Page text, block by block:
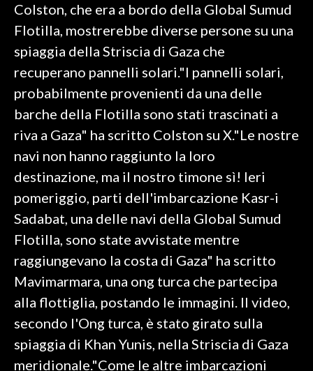
VOLLEY
MOTORI
TENNIS
ALTRI SPORT
SPETTACOLI
GOSSIP
SALUTE
SARDEGNA TURISMO
#CARAUNIONE
Colston, che era a bordo della Global Sumud
Flotilla, mostrerebbe diverse persone su una
spiaggia della Striscia di Gaza che
recuperano pannelli solari."I pannelli solari,
probabilmente provenienti da una delle
barche della Flotilla sono stati trascinati a
riva a Gaza" ha scritto Colston su X."Le nostre
navi non hanno raggiunto la loro
destinazione, ma il nostro timone sì! Ieri
pomeriggio, parti dell'imbarcazione Kasr-i
Sadabat, una delle navi della Global Sumud
Flotilla, sono state avvistate mentre
raggiungevano la costa di Gaza" ha scritto
Mavimarmara, una ong turca che partecipa
alla flottiglia, postando le immagini. Il video,
secondo l'Ong turca, è stato girato sulla
spiaggia di Khan Yunis, nella Striscia di Gaza
meridionale."Come le altre imbarcazioni